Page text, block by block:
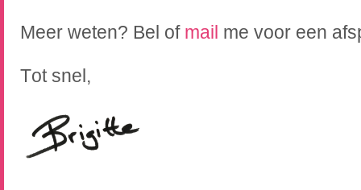
Meer weten? Bel of mail me voor een
Tot snel,